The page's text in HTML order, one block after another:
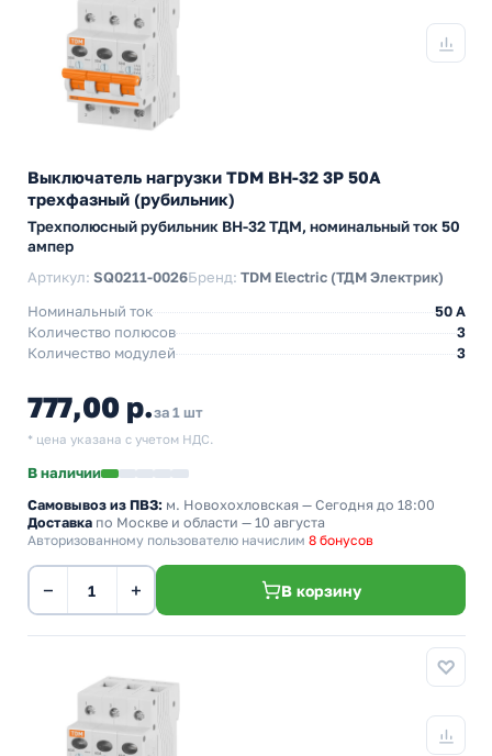
Выключатель нагрузки TDM ВН-32 3P 50A
трехфазный (рубильник)
Трехполюсный рубильник BH-32 ТДМ, номинальный ток 50
ампер
Артикул: SQ0211-0026Бренд: TDM Electric (ТДМ Электрик)
Номинальный ток
50 A
Количество полюсов
3
Количество модулей
3
777,00 р.за 1 шт
* цена указана с учетом НДС.
В наличии
Самовывоз из ПВЗ: м. Новохохловская — Сегодня до 18:00
Доставка по Москве и области — 10 августа
Авторизованному пользователю начислим 8 бонусов
− + В корзину